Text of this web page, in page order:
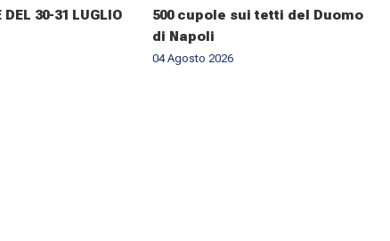
30-31 LUGLIO
500 cupole sui tetti del Duomo
di Napoli
04 Agosto 2026